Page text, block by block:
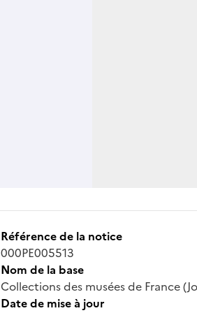
Référence de la notice
000PE005513
Nom de la base
Collections des musées de France
Date de mise à jour